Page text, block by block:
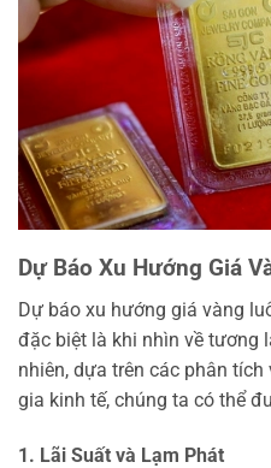
Dự Báo Xu Hướng Giá
Dự báo xu hướng giá vàng
đặc biệt là khi nhìn về tương
nhiên, dựa trên các phân
gia kinh tế, chúng ta có thể
1. Lãi Suất và Lạm Phát